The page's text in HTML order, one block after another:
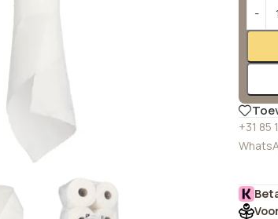
+31 85